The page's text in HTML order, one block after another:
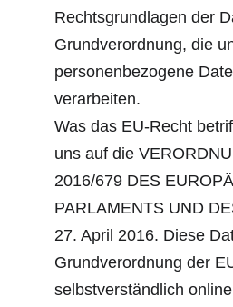
Rechtsgrundlagen der
Grundverordnung, die
personenbezogene
verarbeiten.
Was das EU-Recht
uns auf die
2016/679 DES
PARLAMENTS UND
27. April 2016. Diese
Grundverordnung der
selbstverständlich